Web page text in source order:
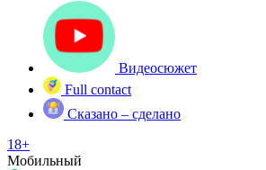
Видеосюжет
Full contact
Сказано – сделано
18+
Мобильный